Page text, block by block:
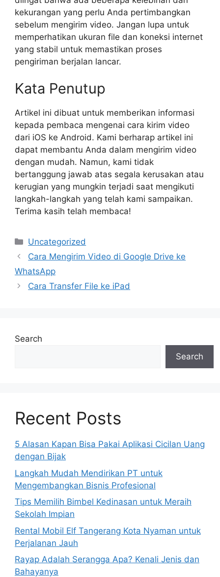
kekurangan yang perlu Anda pertimbangkan
sebelum mengirim video. Jangan lupa untuk
memperhatikan ukuran file dan koneksi internet
yang stabil untuk memastikan proses
pengiriman berjalan lancar.
Kata Penutup
Artikel ini dibuat untuk memberikan informasi
kepada pembaca mengenai cara kirim video
dari iOS ke Android. Kami berharap artikel ini
dapat membantu Anda dalam mengirim video
dengan mudah. Namun, kami tidak
bertanggung jawab atas segala kerusakan atau
kerugian yang mungkin terjadi saat mengikuti
langkah-langkah yang telah kami sampaikan.
Terima kasih telah membaca!
Categories
Uncategorized
Cara Mengirim Video di Google Drive ke
WhatsApp
Cara Transfer File ke iPad
Search
Search
Recent Posts
5 Alasan Kapan Bisa Pakai Aplikasi Cicilan Uang
dengan Bijak
Langkah Mudah Mendirikan PT untuk
Mengembangkan Bisnis Profesional
Tips Memilih Bimbel Kedinasan untuk Meraih
Sekolah Impian
Rental Mobil Elf Tangerang Kota Nyaman untuk
Perjalanan Jauh
Rayap Adalah Serangga Apa? Kenali Jenis dan
Bahayanya